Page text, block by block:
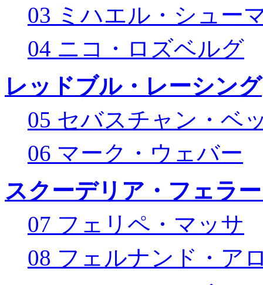
03 ミハエル・シュー
04 ニコ・ロズベルグ
レッドブル・レーシング
05 セバスチャン・ベ
06 マーク・ウェバー
スクーデリア・フェラ
07 フェリペ・マッサ
08 フェルナンド・ア